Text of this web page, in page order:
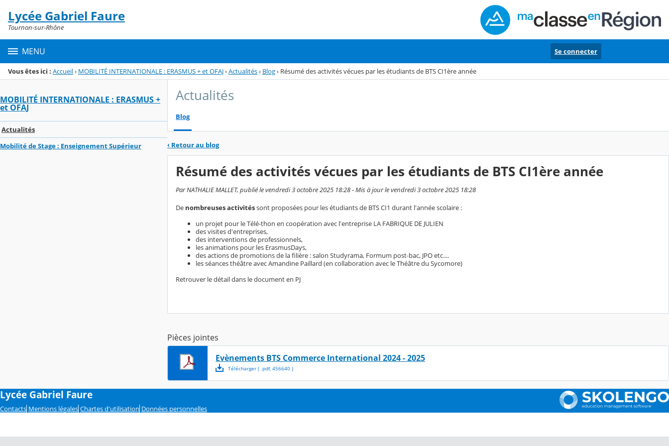
Menu de la rubrique
Contenu
Lycée Gabriel Faure
Tournon-sur-Rhône
MENU Se connecter
Vous êtes ici : Accueil› MOBILITÉ INTERNATIONALE : ERASMUS + et OFAJ›Actualités› Blog› Résumé des activités vécues par les étudiants de BTS CI1ère année
MOBILITÉ INTERNATIONALE : ERASMUS +
et OFAJ
Actualités
Mobilité de Stage : Enseignement Supérieur
Actualités
Blog
‹ Retour au blog
Résumé des activités vécues par les étudiants de BTS CI1ère année
Par NATHALIE MALLET, publié le vendredi 3 octobre 2025 18:28 - Mis à jour le vendredi 3 octobre 2025 18:28
De nombreuses activitéssont proposées pour les étudiants de BTS CI1 durant l'année scolaire :
un projet pour le Télé-thon en coopération avec l'entreprise LA FABRIQUE DE JULIEN
des visites d'entreprises,
des interventions de professionnels,
les animations pour les ErasmusDays,
des actions de promotions de la filière : salon Studyrama, Formum post-bac, JPO etc....
les séances théâtre avec Amandine Paillard (en collaboration avec leThéâtre du Sycomore)
Retrouver le détail dans le document en PJ
Pièces jointes
Evènements BTS Commerce International 2024 - 2025
Télécharger( .pdf, 456640)
Lycée Gabriel Faure
Contacts Mentions légales Chartes d'utilisation Données personnelles